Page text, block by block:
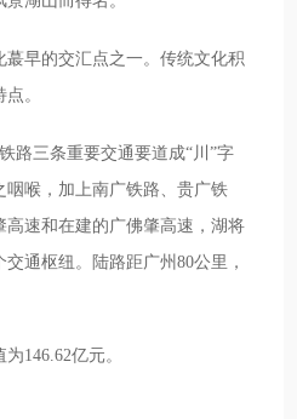
早的交汇点之一。传统文化积
。
路三条重要交通要道成“川”字
喉，加上南广铁路、贵广铁
高速和在建的广佛肇高速，湖将
通枢纽。陆路距广州80公里，
146.62亿元。